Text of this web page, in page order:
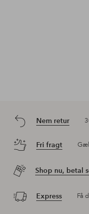
Nem retur
Fri fragt
Shop nu, betal
Express Få